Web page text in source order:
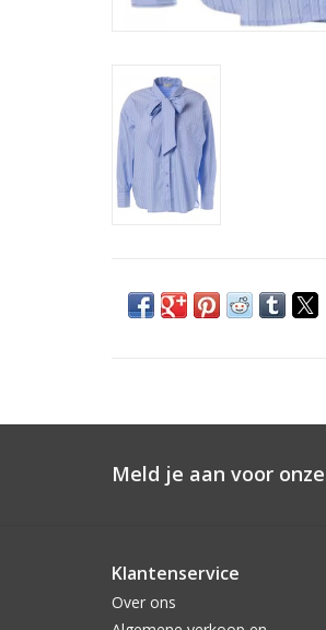
Meld je aan voor
Klantenservice
Over ons